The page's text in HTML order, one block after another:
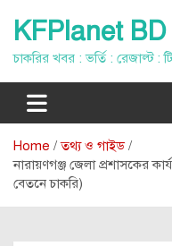
content
KFPlanet
চাকরির খবর : ভর্তি : রেজাল্ট :
Home
তথ্য ও গাইড
নারায়ণগঞ্জ জেলা প্রশাসকের
বেতনে চাকরি)